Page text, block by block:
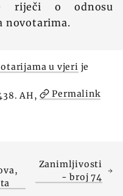
riječi o odnosu
novotarima.
u vjeri je
AH,
Permalink
Zanimljivosti
- broj 74